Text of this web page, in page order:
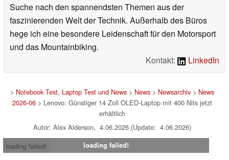
Suche nach den spannendsten Themen aus der
faszinierenden Welt der Technik. Außerhalb des Büros
hege ich eine besondere Leidenschaft für den Motorsport
und das Mountainbiking.
Kontakt:
LinkedIn
> Notebook Test, Laptop Test und News> News> Newsarchiv> News
2026-06> Lenovo: Günstiger 14 Zoll OLED-Laptop mit 400 Nits jetzt
erhältlich
Autor: Alex Alderson, 4.06.2026 (Update: 4.06.2026)
loading failed!
loading failed!